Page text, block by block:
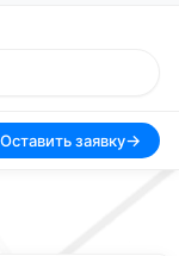
Оставить заявку